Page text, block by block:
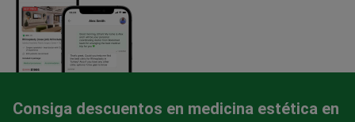
Consiga descuentos en medicina estética en